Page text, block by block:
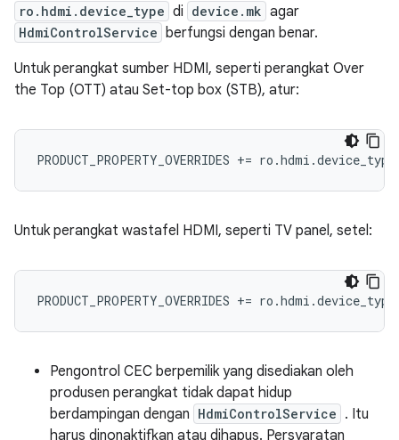
ro.hdmi.device_type di device.mk agar
HdmiControlService
berfungsi dengan benar.
Untuk perangkat sumber HDMI, seperti perangkat Over
the Top (OTT) atau Set-top box (STB), atur:
PRODUCT_PROPERTY_OVERRIDES +=
Untuk perangkat wastafel HDMI, seperti TV panel, setel:
PRODUCT_PROPERTY_OVERRIDES +=
Pengontrol CEC berpemilik yang disediakan oleh
produsen perangkat tidak dapat hidup
berdampingan dengan HdmiControlService . Itu
harus dinonaktifkan atau dihapus. Persyaratan